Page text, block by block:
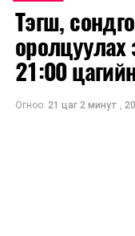
Тэгш,
21:00
Огноо: 21 цаг 2 минут